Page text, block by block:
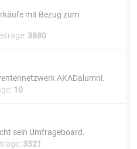
mit Bezug zum
3880
AKADalumni.
10
sein Umfrageboard.
3521